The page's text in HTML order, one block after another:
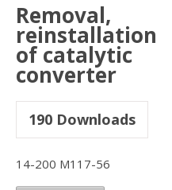
Removal,
reinstallation
of catalytic
converter
190 Downloads
14-200 M117-56